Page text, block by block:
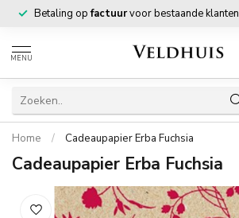
Betaling opfactuurvoor bestaande klanten
MENU
Home / Cadeaupapier Erba Fuchsia
Cadeaupapier Erba Fuchsia